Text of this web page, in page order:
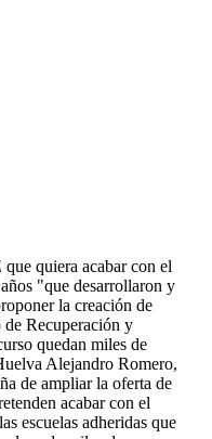
quiera acabar con el
"que desarrollaron y
la creación de
de Recuperación y
quedan miles de
Alejandro Romero,
de ampliar la oferta de
acabar con el
escuelas adheridas que